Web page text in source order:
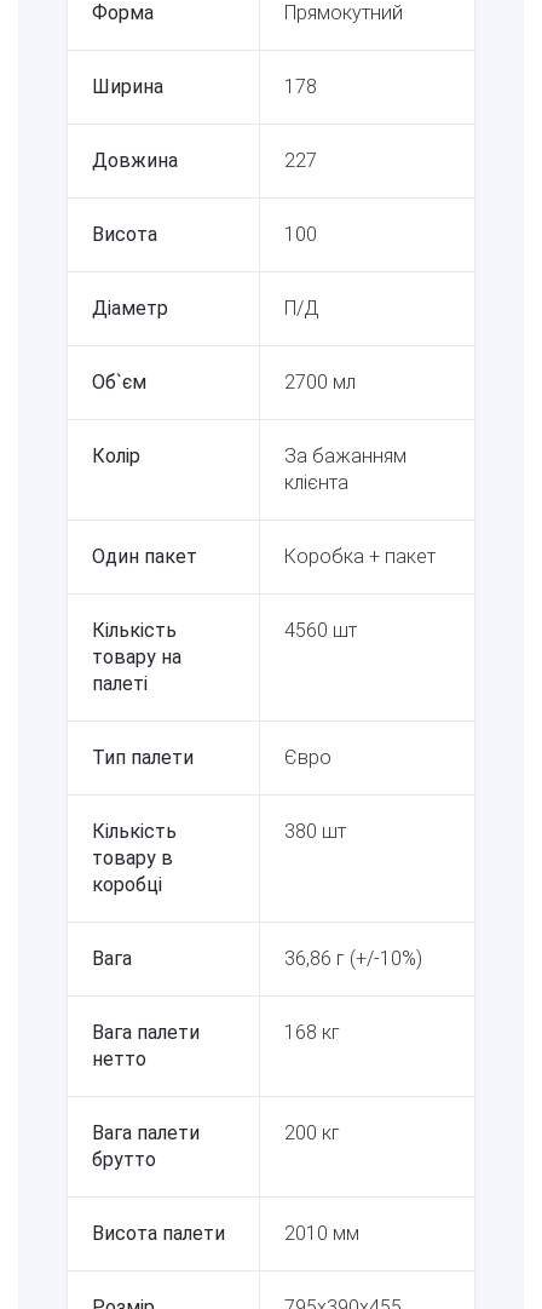
Форма Прямокутний
Ширина 178
Довжина 227
Висота 100
Діаметр П/Д
Об`єм 2700 мл
Колір
За бажанням
клієнта
Один пакет Коробка + пакет
Кількість
товару на
палеті
4560 шт
Тип палети Євро
Кількість
товару в
коробці
380 шт
Вага 36,86 г (+/-10%)
Вага палети
нетто
168 кг
Вага палети
брутто
200 кг
Висота палети 2010 мм